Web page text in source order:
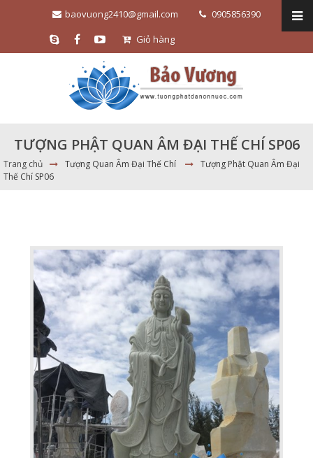
baovuong2410@gmail.com
0905856390
Giỏ hàng
TƯỢNG PHẬT QUAN ÂM ĐẠI THẾ CHÍ SP06
Trang chủ Tượng Quan Âm Đại Thế Chí
Tượng Phật Quan Âm Đại
Thế Chí SP06